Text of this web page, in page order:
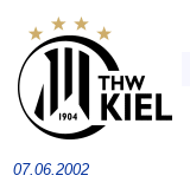
07.06.2002